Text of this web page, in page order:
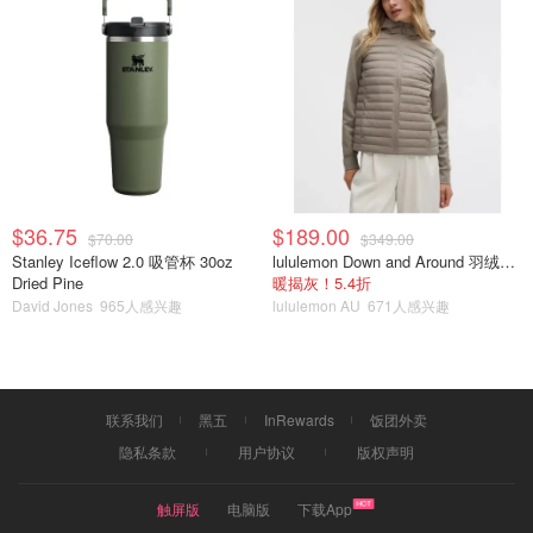
$36.75 $70.00
Stanley Iceflow 2.0 吸管杯 30oz
Dried Pine
David Jones 965人感兴趣
$189.00 $349.00
lululemon Down and Around 羽绒夹克
暖揭灰！5.4折
lululemon AU 671人感兴趣
联系我们 黑五 InRewards
饭团外卖
隐私条款
用户协议 版权声明
触屏版 电脑版
下载App